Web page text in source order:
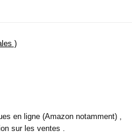
)
en ligne (Amazon notamment) ,
sur les ventes .